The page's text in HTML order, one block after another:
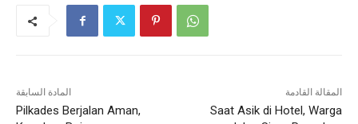
المادة السابقة
Pilkades Berjalan Aman,
المقالة القادمة
Saat Asik di Hotel, Warga